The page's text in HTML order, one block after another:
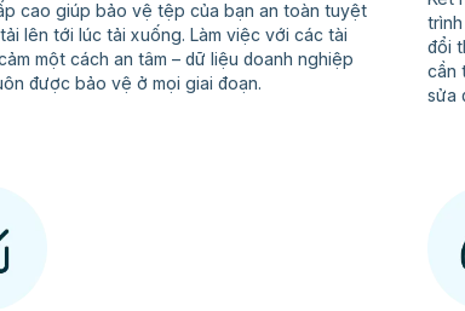
cao giúp bảo vệ tệp của bạn an toàn tuyệt
lên tới lúc tải xuống. Làm việc với các tài
một cách an tâm – dữ liệu doanh nghiệp
được bảo vệ ở mọi giai đoạn.
đổi
cần
sửa